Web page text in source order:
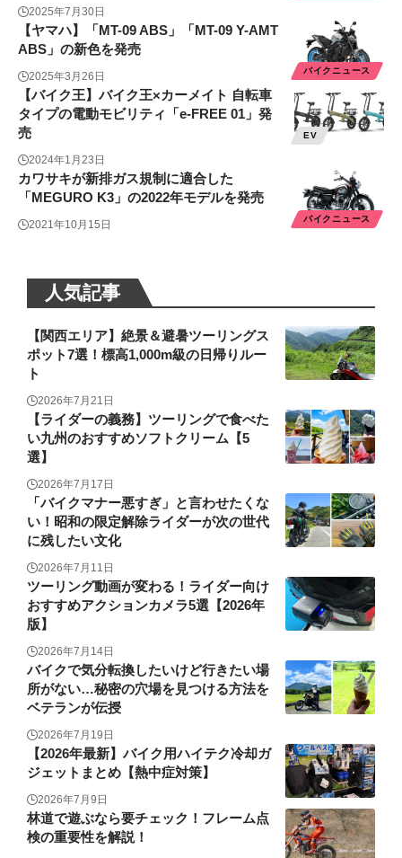
2025年7月30日
バイクニュース
【ヤマハ】「MT-09 ABS」「MT-09 Y-AMT
ABS」の新色を発売
2025年3月26日
EV
【バイク王】バイク王×カーメイト 自転車
タイプの電動モビリティ「e-FREE 01」発
売
2024年1月23日
バイクニュース
カワサキが新排ガス規制に適合した
「MEGURO K3」の2022年モデルを発売
2021年10月15日
人気記事
【関西エリア】絶景＆避暑ツーリングス
ポット7選！標高1,000m級の日帰りルー
ト
2026年7月21日
【ライダーの義務】ツーリングで食べた
い九州のおすすめソフトクリーム【5
選】
2026年7月17日
「バイクマナー悪すぎ」と言わせたくな
い！昭和の限定解除ライダーが次の世代
に残したい文化
2026年7月11日
ツーリング動画が変わる！ライダー向け
おすすめアクションカメラ5選【2026年
版】
2026年7月14日
バイクで気分転換したいけど行きたい場
所がない…秘密の穴場を見つける方法を
ベテランが伝授
2026年7月19日
【2026年最新】バイク用ハイテク冷却ガ
ジェットまとめ【熱中症対策】
2026年7月9日
林道で遊ぶなら要チェック！フレーム点
検の重要性を解説！